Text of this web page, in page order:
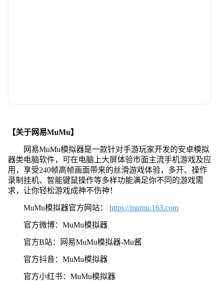
【关于网易MuMu】
网易MuMu模拟器是一款针对手游玩家开发的安卓模拟
器类电脑软件，可在电脑上大屏体验市面主流手机游戏及应
用，享受240帧高帧画面带来的丝滑游戏体验，多开、操作
录制挂机、智能键鼠操作等多样功能满足你不同的游戏需
求，让你轻松游戏成神不伤神！
MuMu模拟器官方网站： https://mumu.163.com
官方微博：MuMu模拟器
官方B站：网易MuMu模拟器-Mu酱
官方抖音：MuMu模拟器
官方小红书：MuMu模拟器